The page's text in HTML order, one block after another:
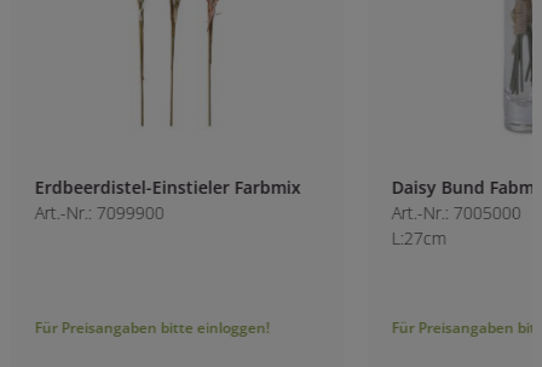
Erdbeerdistel-Einstieler Farbmix
Art.-Nr.: 7099900
Für Preisangaben bitte einloggen!
Daisy Bund
Art.-Nr.: 7005000
L:27cm
Für Preisangaben